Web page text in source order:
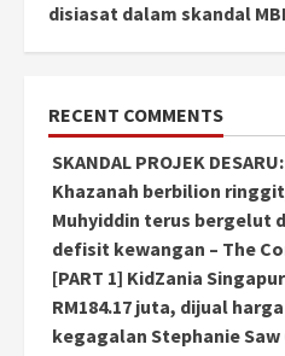
disiasat dalam skandal
RECENT COMMENTS
SKANDAL PROJEK
Khazanah berbilion
Muhyiddin terus bergelut
defisit kewangan – The
[PART 1] KidZania
RM184.17 juta, dijual
kegagalan Stephanie Saw